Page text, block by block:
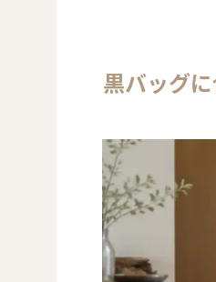
黒バッグ